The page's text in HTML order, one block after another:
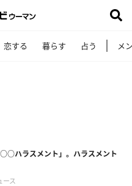
恋する 暮らす 占う メ
ハラスメント」。ハラスメント
ース